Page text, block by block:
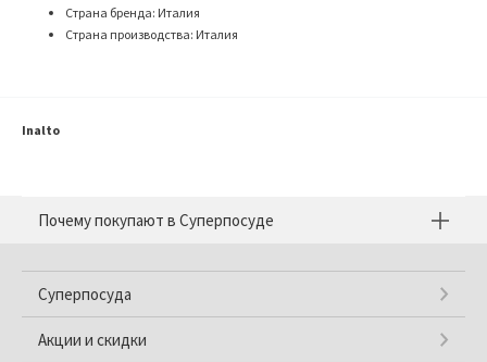
Страна бренда: Италия
Страна производства: Италия
Inalto
Почему покупают в Суперпосуде
Суперпосуда
Акции и скидки